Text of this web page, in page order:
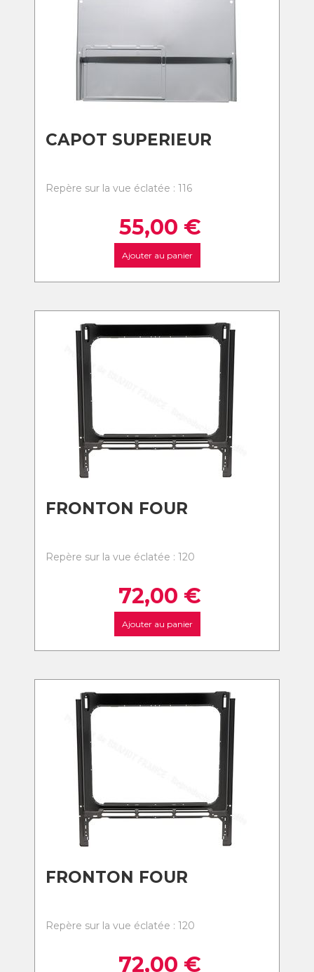
CAPOT SUPERIEUR
Repère sur la vue éclatée : 116
55,00 €
Ajouter au panier
FRONTON FOUR
Repère sur la vue éclatée : 120
72,00 €
Ajouter au panier
FRONTON FOUR
Repère sur la vue éclatée : 120
72,00 €